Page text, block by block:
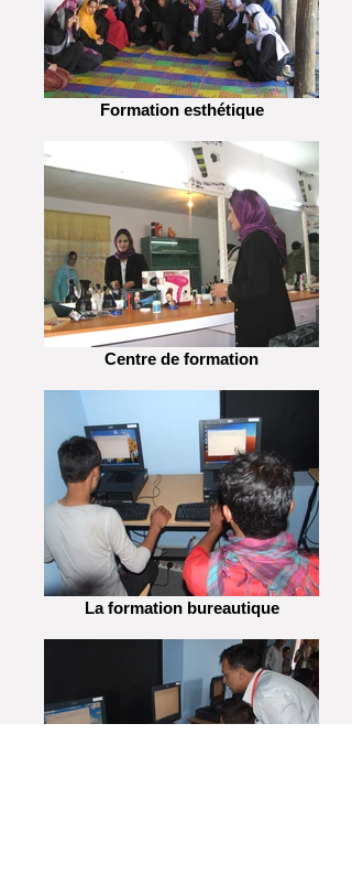
Formation esthétique
Centre de formation
La formation bureautique